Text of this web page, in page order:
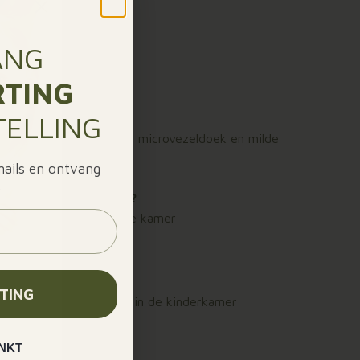
met een microvezeldoek en milde
de Ananas Spiegel?
tropisch tintje in elke kamer
of als speels accent in de kinderkamer
en ontvang